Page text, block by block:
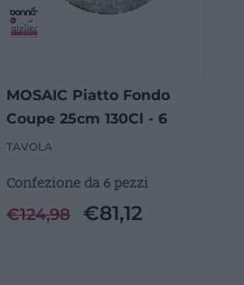
MOSAIC Piatto Fondo
Coupe 25cm 130Cl - 6
Pezzi
TAVOLA
Confezione da 6 pezzi
€124,98 €81,12